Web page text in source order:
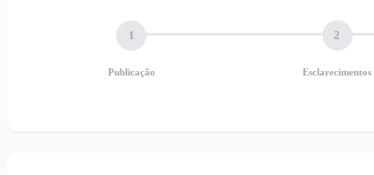
1
Publicação
2
Esclarecimentos